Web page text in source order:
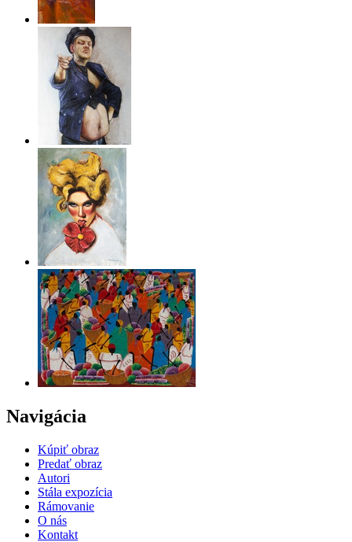
Navigácia
Kúpiť obraz
Predať obraz
Autori
Stála expozícia
Rámovanie
O nás
Kontakt